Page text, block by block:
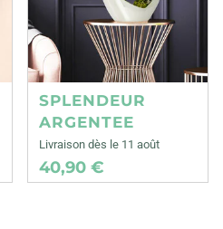
SPLENDEUR
ARGENTEE
Livraison dès le 11 août
40,90 €